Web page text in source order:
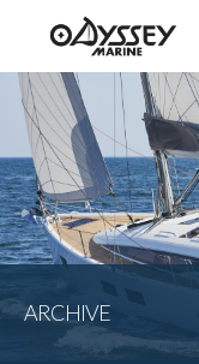
ニュース
中古艇情報
ジャノー社について
ARCHIVE